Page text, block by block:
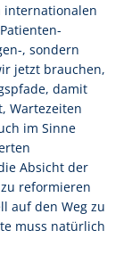
internationalen
, sondern
jetzt brauchen,
damit
Wartezeiten
im Sinne
Absicht der
reformieren
auf den Weg zu
muss natürlich